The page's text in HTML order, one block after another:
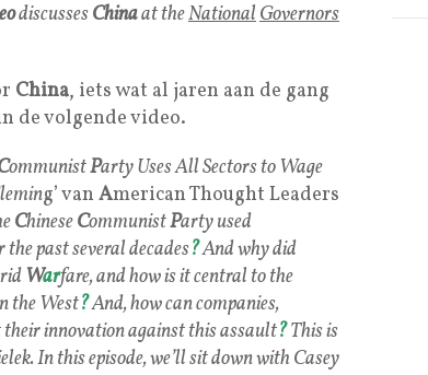
discussesChinaat theNationalGovernors
China, iets wat al jaren aan de gang
de volgende video.
ommunistParty Uses All Sectors to Wage
g’ van American Thought Leaders
ChineseCommunistParty used
past several decades?And why did
Warfare, and how is it central to the
the West?And, how can companies,
their innovation against this assault?This is
In this episode, we’ll sit down with Casey